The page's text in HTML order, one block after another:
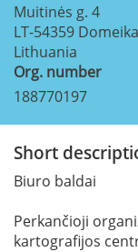
Muitinės g. 4
LT-54359
Lithuania
Org. number
188770197
Short
Biuro baldai
Perkančioji
kartografijos